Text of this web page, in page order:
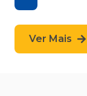
Ver Mais